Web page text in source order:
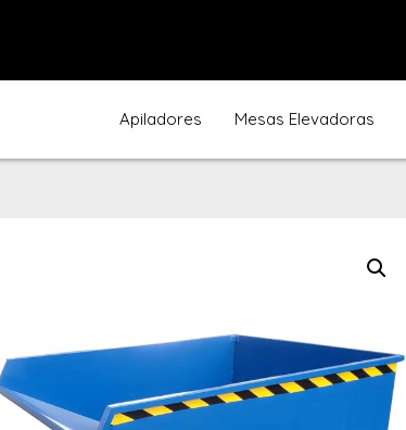
Apiladores Mesas Elevadoras